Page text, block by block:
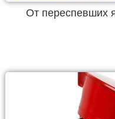
От переспевших